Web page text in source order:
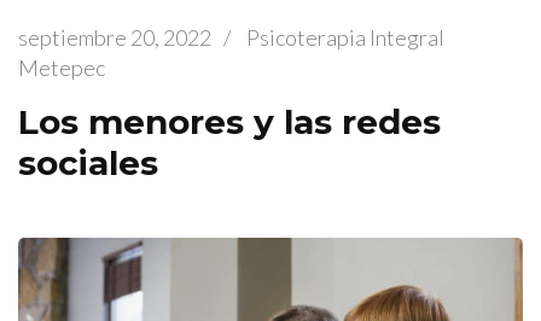
septiembre 20, 2022 /
Psicoterapia Integral
Metepec
Los menores y las redes
sociales